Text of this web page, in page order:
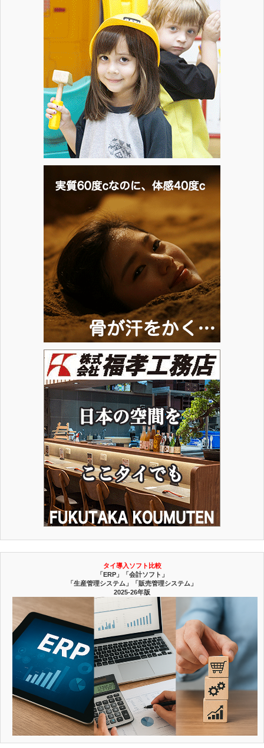
タイ導入ソフト比較
「ERP」「会計ソフト」
「生産管理システム」「販売管理システム」
2025-26年版